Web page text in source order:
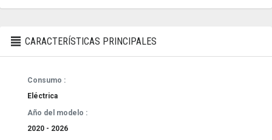
CARACTERÍSTICAS PRINCIPALES
Consumo :
Eléctrica
Año del modelo :
2020 - 2026